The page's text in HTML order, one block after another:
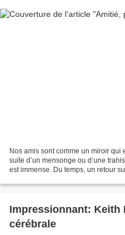
Nos amis sont comme un miroir qui
suite d’un mensonge ou d’une
est immense. Du temps, un retour
Impressionnant: Keith
cérébrale